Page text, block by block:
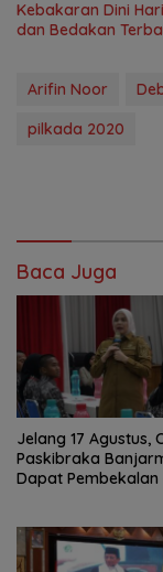
Kebakaran Dini
dan Bedakan
Arifin Noor
pilkada 2020
Baca Juga
Jelang 17 Agustus,
Paskibraka
Dapat Pembekalan